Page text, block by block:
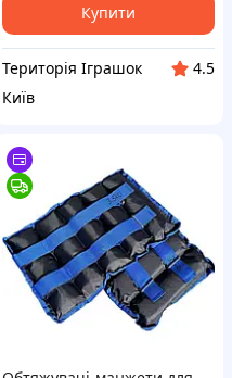
Купити
Територія Іграшок
4.5
Київ